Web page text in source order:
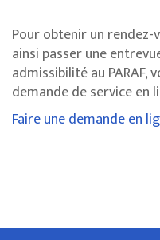
Pour obtenir un rendez-
ainsi passer une
admissibilité au PARAF,
demande de service en
Faire une demande en